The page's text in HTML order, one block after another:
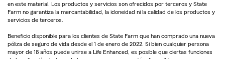
en este material. Los productos y servicios son ofrecidos por terceros y State
Farm no garantiza la mercantabilidad, la idoneidad ni la calidad de los productos y
servicios de terceros.
Beneficio disponible para los clientes de State Farm que han comprado una nueva
póliza de seguro de vida desde el 1 de enero de 2022. Si bien cualquier persona
mayor de 18 años puede unirse a Life Enhanced, es posible que ciertas funciones